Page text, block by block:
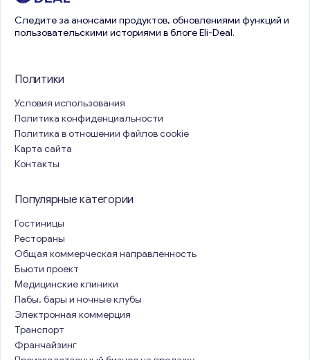
Следите за анонсами продуктов, обновлениями функций и
пользовательскими историями в блоге Eli-Deal.
Политики
Условия использования
Политика конфиденциальности
Политика в отношении файлов cookie
Карта сайта
Контакты
Популярные категории
Гостиницы
Рестораны
Общая коммерческая направленность
Бьюти проект
Медицинские клиники
Пабы, бары и ночные клубы
Электронная коммерция
Транспорт
Франчайзинг